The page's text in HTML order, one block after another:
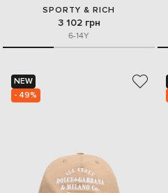
SPORTY & RICH
3 102 грн
6-14Y
NEW
- 49%